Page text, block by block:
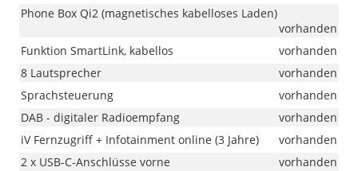
Phone Box Qi2 (magnetisches kabelloses Laden)
vorhanden
Funktion SmartLink, kabellos
vorhanden
8 Lautsprecher
vorhanden
Sprachsteuerung
vorhanden
DAB - digitaler Radioempfang
vorhanden
iV Fernzugriff + Infotainment online (3 Jahre)
vorhanden
2 x USB-C-Anschlüsse vorne
vorhanden